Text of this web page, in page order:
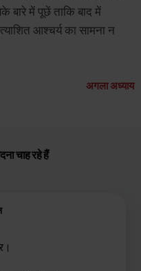
बारे में पूछें ताकि बाद में
आश्चर्य का सामना न
अगला अध्याय
चाह रहे हैं